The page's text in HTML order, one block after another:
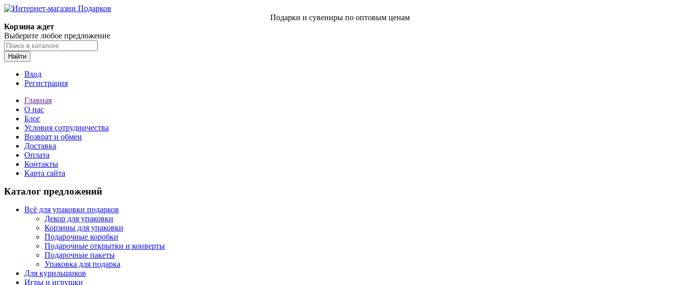
Подарки и сувениры по оптовым ценам
Корзина ждет
Выберите любое предложение
Найти
Вход
Регистрация
Главная
О нас
Блог
Условия сотрудничества
Возврат и обмен
Доставка
Оплата
Контакты
Карта сайта
Каталог предложений
Всё для упаковки подарков
Декор для упаковки
Корзины для упаковки
Подарочные коробки
Подарочные открытки и конверты
Подарочные пакеты
Упаковка для подарка
Для курильщиков
Игры и игрушки